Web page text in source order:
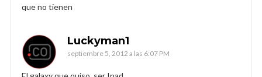
que no tienen
Luckyman1
septiembre 5, 2012 a las 6:07 PM